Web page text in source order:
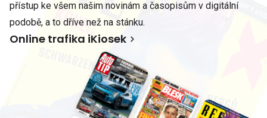
přístup ke všem našim novinám a časopisům v digitální
podobě, a to dříve než na stánku.
Online trafika iKiosek